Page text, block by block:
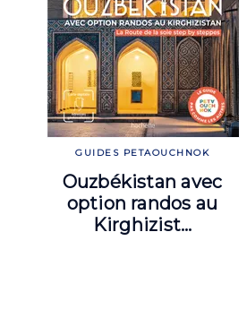
GUIDES PETAOUCHNOK
Ouzbékistan avec
option randos au
Kirghizist…